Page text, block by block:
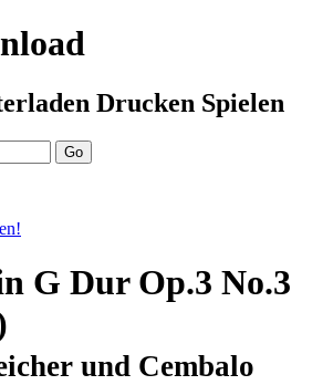
Drucken Spielen
G Dur Op.3 No.3
und Cembalo